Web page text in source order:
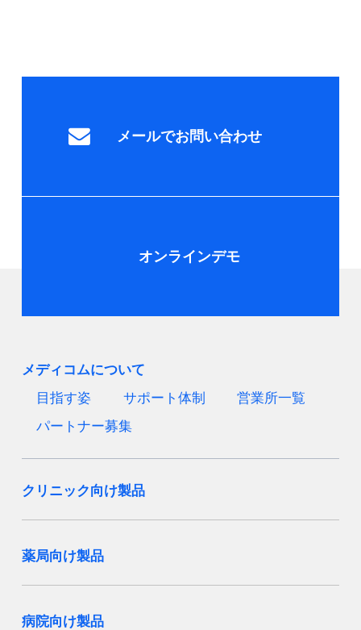
メールでお問い合わせ
オンラインデモ
メディコムについて
目指す姿
サポート体制
営業所一覧
パートナー募集
クリニック向け製品
薬局向け製品
病院向け製品